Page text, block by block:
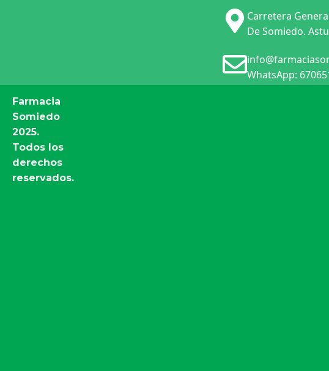
Carretera
De Somiedo.
WhatsApp:
Farmacia
Somiedo
2025.
Todos los
derechos
reservados.